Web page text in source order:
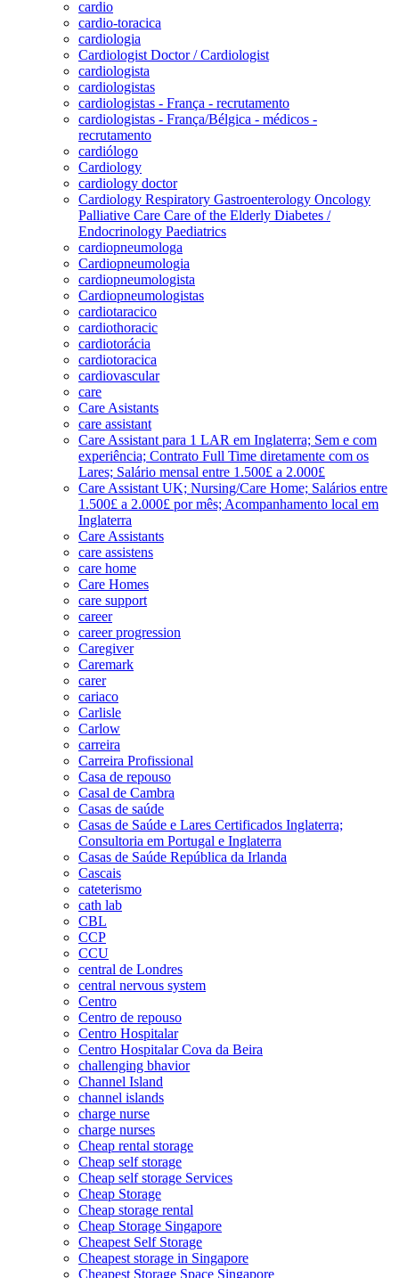
cardio
cardio-toracica
cardiologia
Cardiologist Doctor / Cardiologist
cardiologista
cardiologistas
cardiologistas - França - recrutamento
cardiologistas - França/Bélgica - médicos -
recrutamento
cardiólogo
Cardiology
cardiology doctor
Cardiology Respiratory Gastroenterology Oncology
Palliative Care Care of the Elderly Diabetes /
Endocrinology Paediatrics
cardiopneumologa
Cardiopneumologia
cardiopneumologista
Cardiopneumologistas
cardiotaracico
cardiothoracic
cardiotorácia
cardiotoracica
cardiovascular
care
Care Asistants
care assistant
Care Assistant para 1 LAR em Inglaterra; Sem e com
experiência; Contrato Full Time diretamente com os
Lares; Salário mensal entre 1.500£ a 2.000£
Care Assistant UK; Nursing/Care Home; Salários entre
1.500£ a 2.000£ por mês; Acompanhamento local em
Inglaterra
Care Assistants
care assistens
care home
Care Homes
care support
career
career progression
Caregiver
Caremark
carer
cariaco
Carlisle
Carlow
carreira
Carreira Profissional
Casa de repouso
Casal de Cambra
Casas de saúde
Casas de Saúde e Lares Certificados Inglaterra;
Consultoria em Portugal e Inglaterra
Casas de Saúde República da Irlanda
Cascais
cateterismo
cath lab
CBL
CCP
CCU
central de Londres
central nervous system
Centro
Centro de repouso
Centro Hospitalar
Centro Hospitalar Cova da Beira
challenging bhavior
Channel Island
channel islands
charge nurse
charge nurses
Cheap rental storage
Cheap self storage
Cheap self storage Services
Cheap Storage
Cheap storage rental
Cheap Storage Singapore
Cheapest Self Storage
Cheapest storage in Singapore
Cheapest Storage Space Singapore